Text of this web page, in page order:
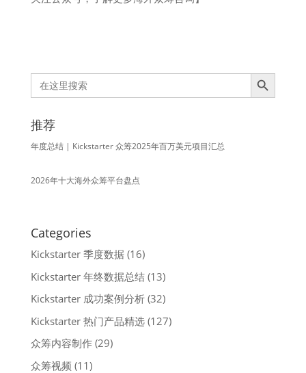
Search
for:
Search Button
推荐
年度总结 | Kickstarter 众筹2025年百万美元项目汇总
2026年十大海外众筹平台盘点
Categories
Kickstarter 季度数据(16)
Kickstarter 年终数据总结(13)
Kickstarter 成功案例分析(32)
Kickstarter 热门产品精选(127)
众筹内容制作(29)
众筹视频 (11)